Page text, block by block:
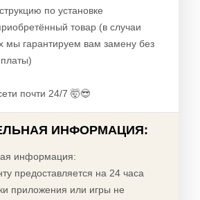
по установке
товар (в случаи
мы гарантируем вам замену без
почти 24/7 🤯😎
ИНФОРМАЦИЯ:
информация:
предоставляется на 24 часа
приложения или игры не